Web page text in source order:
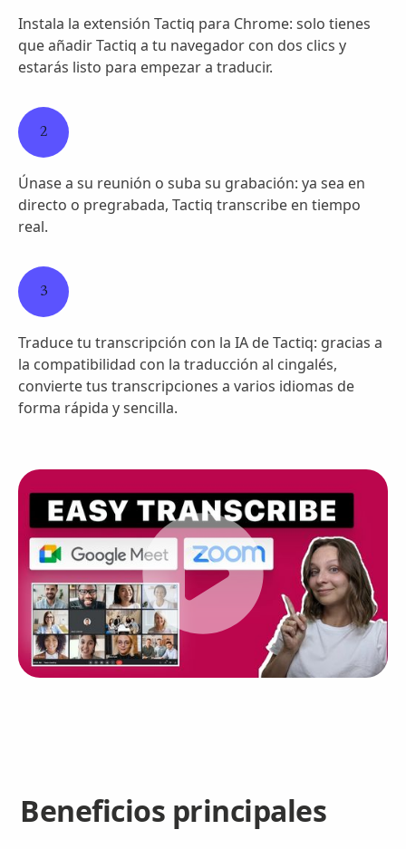
Instala la extensión Tactiq para Chrome: solo tienes
que añadir Tactiq a tu navegador con dos clics y
estarás listo para empezar a traducir.
2
Únase a su reunión o suba su grabación: ya sea en
directo o pregrabada, Tactiq transcribe en tiempo
real.
3
Traduce tu transcripción con la IA de Tactiq: gracias a
la compatibilidad con la traducción al cingalés,
convierte tus transcripciones a varios idiomas de
forma rápida y sencilla.
Beneficios principales